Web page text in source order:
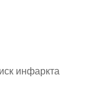
инфаркта